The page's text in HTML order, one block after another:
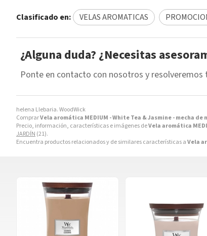
helena Llebaria. WoodWick
ComprarVela aromática MEDIUM - White Tea & Jasmine - mecha
Precio, información, características e imágenes deVela aromática
JARDÍN (21).
Encuentra productos relacionados y de similares características aVela
Clasificado en: VELAS AROMATICAS
¿Alguna duda? ¿Necesitas
Ponte en contacto con nosotros y resolveremos